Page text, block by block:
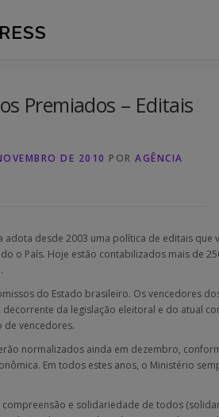
Premiados – Editais
DE 2010 POR AGÊNCIA
adota desde 2003 uma política de editais
o País. Hoje estão contabilizados mais de
do Estado brasileiro. Os vencedores
decorrente da legislação eleitoral e do atual
de vencedores.
normalizados ainda em dezembro,
Em todos estes anos, o Ministério
compreensão e solidariedade de todos